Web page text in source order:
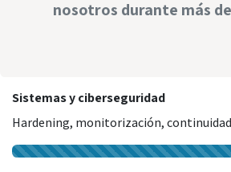
nosotros durante más
Sistemas y ciberseguridad
Hardening, monitorización, continuidad